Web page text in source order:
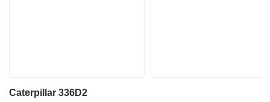
Caterpillar 336D2